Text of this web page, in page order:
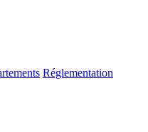
Réglementation